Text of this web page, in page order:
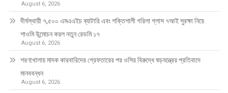
August 6, 2026
দীর্ঘস্থায়ী ৭,৫০০ এমএএইচ ব্যাটারি এবং শক্তিশালী গরিলা গ্লাস ৭আই সুরক্ষা নিয়ে
শাওমি উন্মোচন করল নতুন রেডমি ১৭
August 6, 2026
শরণখোলায় মাদক কারবারিদের গ্রেফতারের পর ওসির বিরুদ্ধে ষড়যন্ত্রের প্রতিবাদে
মানববন্ধন
August 6, 2026